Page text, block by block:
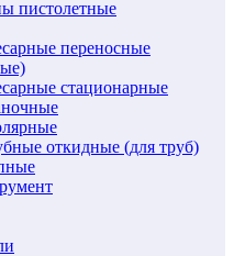
пистолетные
переносные
стационарные
откидные (для труб)